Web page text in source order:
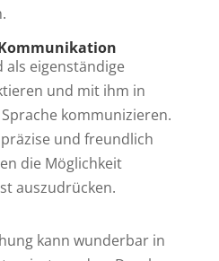
als eigenständige
und mit ihm in
kommunizieren.
und freundlich
die Möglichkeit
auszudrücken.
kann wunderbar in